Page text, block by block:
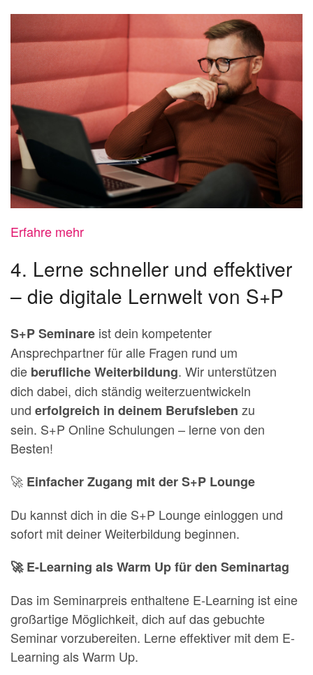
Erfahre mehr
4. Lerne schneller und effektiver
– die digitale Lernwelt von S+P
S+P Seminare ist dein kompetenter
Ansprechpartner für alle Fragen rund um
die berufliche Weiterbildung. Wir unterstützen
dich dabei, dich ständig weiterzuentwickeln
und erfolgreich in deinem Berufsleben zu
sein. S+P Online Schulungen – lerne von den
Besten!
🚀 Einfacher Zugang mit der S+P Lounge
Du kannst dich in die S+P Lounge einloggen und
sofort mit deiner Weiterbildung beginnen.
🚀 E-Learning als Warm Up für den Seminartag
Das im Seminarpreis enthaltene E-Learning ist eine
großartige Möglichkeit, dich auf das gebuchte
Seminar vorzubereiten. Lerne effektiver mit dem E-
Learning als Warm Up.